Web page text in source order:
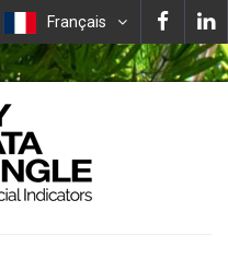
Français